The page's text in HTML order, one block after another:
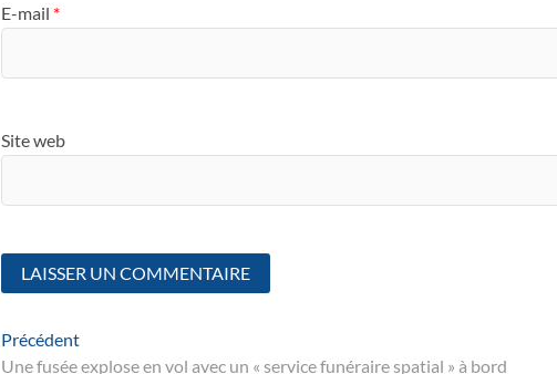
E-mail *
Site web
Navigation
PrécédentArticle
suivant
Une fusée explose en vol avec un « service funéraire spatial » à bord